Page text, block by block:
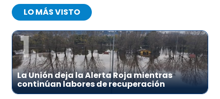
LO MÁS VISTO
1
La Unión deja la Alerta Roja mientras
continúan labores de recuperación